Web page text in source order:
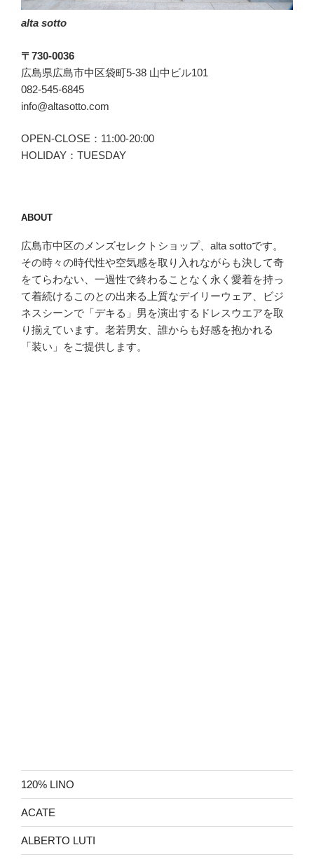
を
抱
れ
る
装
い」”
alta sotto
〒730-0036
広島県広島市中区袋町5-38 山中ビル101
082-545-6845
info@altasotto.com
OPEN-CLOSE：11:00-20:00
HOLIDAY：TUESDAY
ABOUT
広島市中区のメンズセレクトショップ、alta sottoです。
その時々の時代性や空気感を取り入れながらも決して奇
をてらわない、一過性で終わることなく永く愛着を持っ
て着続けるこのとの出来る上質なデイリーウェア、ビジ
ネスシーンで「デキる」男を演出するドレスウエアを取
り揃えています。老若男女、誰からも好感を抱かれる
「装い」をご提供します。
120% LINO
ACATE
ALBERTO LUTI